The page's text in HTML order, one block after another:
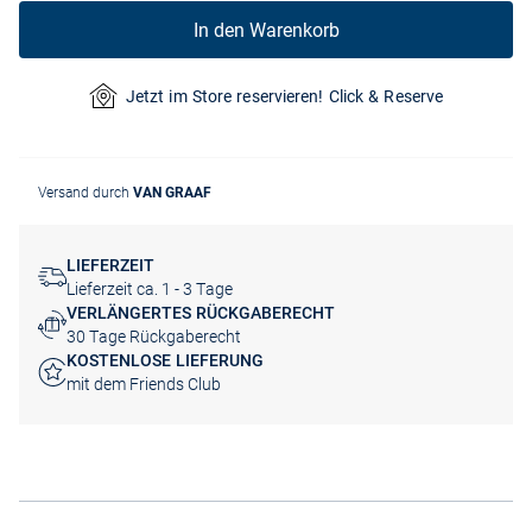
In den Warenkorb
Jetzt im Store reservieren! Click & Reserve
Versand durch VAN GRAAF
LIEFERZEIT
Lieferzeit ca. 1 - 3 Tage
VERLÄNGERTES RÜCKGABERECHT
30 Tage Rückgaberecht
KOSTENLOSE LIEFERUNG
mit dem Friends Club